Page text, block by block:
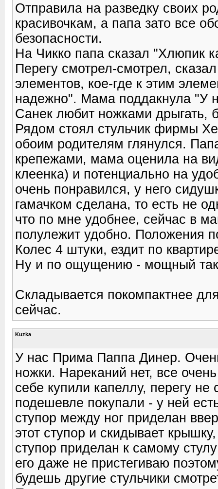
Отправила на разведку своих
красивочкам, а папа зато все
безопасности.
На Чикко папа сказал "Хлюпик
Перегу смотрел-смотрел,
элементов, кое-где к этим
надежно". Мама поддакнула "У
Санек любит ножками дрыгать,
Рядом стоял стульчик фирмы
обоим родителям глянулся.
крепежами, мама оценила на
клеенка) и потенциально на
очень понравился, у него
гамачком сделана, то есть не
что по мне удобнее, сейчас в
полулежит удобно. Положения
Колес 4 штуки, ездит по
Ну и по ощущению - мощный
Складывается покомпактнее
сейчас.
Kuzka
У нас Прима Паппа Динер.
ножки. Нареканий нет, все
себе купили капеллу, перегу
подешевле покупали - у ней
ступор между ног приделан
этот ступор и скидывает
ступор приделан к самому
его даже не пристегиваю
будешь другие стульчики